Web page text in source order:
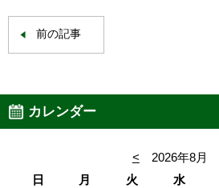
前の記事
カレンダー
< 2026年8月
日
月 火 水